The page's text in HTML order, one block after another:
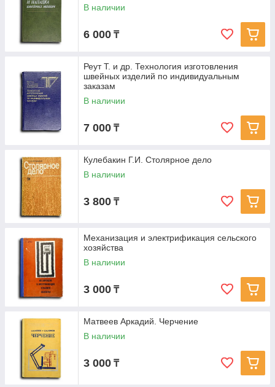
В наличии
6 000 ₸
Реут Т. и др. Технология изготовления
швейных изделий по индивидуальным
заказам
В наличии
7 000 ₸
Кулебакин Г.И. Столярное дело
В наличии
3 800 ₸
Механизация и электрификация сельского
хозяйства
В наличии
3 000 ₸
Матвеев Аркадий. Черчение
В наличии
3 000 ₸